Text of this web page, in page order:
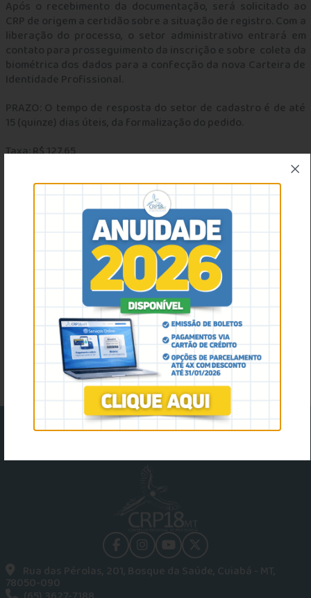
Após o recebimento da documentação, será solicitado ao
CRP de origem a certidão sobre a situação de registro. Com a
liberação do processo, o setor administrativo entrará em
contato para prosseguimento da inscrição e sobre coleta da
biométrica dos dados para a confecção da nova Carteira de
Identidade Profissional.
PRAZO: O tempo de resposta do setor de cadastro é de até
15 (quinze) dias úteis, da formalização do pedido.
Taxa: R$ 127,65
Dúvidas??? Entre em contato pelo whatsapp 65 9 9235-4113.
ATENÇÃO
AO ACESSAR O REQUERIMENTO NA PRÓXIMA PÁGINA,
PREENCHA OS SEUS DADOS CADASTRAIS E O ENDEREÇO
COM ATENÇÃO. CASO EXISTAM ERROS NO PREENCHIMENTO
CADASTRAL O SISTEMA INDEFERE A SOLICITAÇÃO. O
PREENCHIMENTO DEVE SER EM LETRA MAÍUSCULA.
ACESSAR O REQUERIMENTO
facebookinstagram
youtubeTwitter
Rua das Pérolas, 201, Bosque da Saúde, Cuiabá - MT,
78050-090